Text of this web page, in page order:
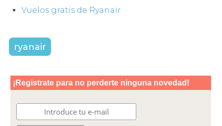
Vuelos gratis de Ryanair
ryanair